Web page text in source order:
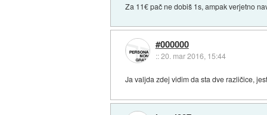
Za 11€ pač ne dobiš 1s, ampak verjetno
#000000
::20. mar 2016, 15:44
Ja valjda zdej vidim da sta dve različice,